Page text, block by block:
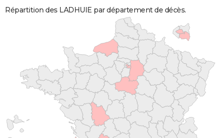
Répartition des LADHUIE par département de décès.